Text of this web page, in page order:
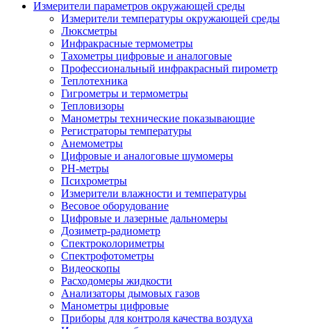
Измерители параметров окружающей среды
Измерители температуры окружающей среды
Люксметры
Инфракрасные термометры
Тахометры цифровые и аналоговые
Профессиональный инфракрасный пирометр
Теплотехника
Гигрометры и термометры
Тепловизоры
Манометры технические показывающие
Регистраторы температуры
Анемометры
Цифровые и аналоговые шумомеры
PH-метры
Психрометры
Измерители влажности и температуры
Весовое оборудование
Цифровые и лазерные дальномеры
Дозиметр-радиометр
Спектроколориметры
Спектрофотометры
Видеоскопы
Расходомеры жидкости
Анализаторы дымовых газов
Манометры цифровые
Приборы для контроля качества воздуха